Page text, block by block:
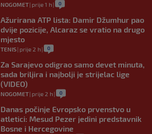
NOGOMET| prije 1 h | 0
Ažurirana ATP lista: Damir Džumhur pao
dvije pozicije, Alcaraz se vratio na drugo
mjesto
TENIS| prije 2 h | 0
Za Sarajevo odigrao samo devet minuta,
sada briljira i najbolji je strijelac lige
(VIDEO)
NOGOMET| prije 2 h | 0
Danas počinje Evropsko prvenstvo u
atletici: Mesud Pezer jedini predstavnik
Bosne i Hercegovine